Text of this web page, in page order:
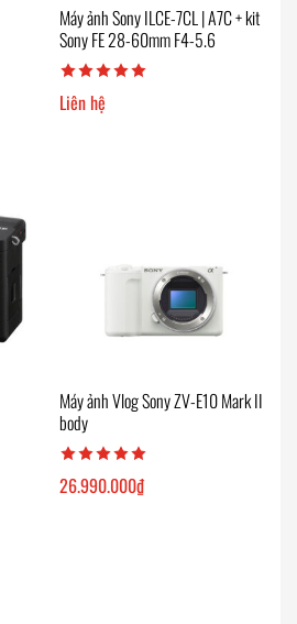
Máy ảnh Sony ILCE-7CL | A7C + kit
Sony FE 28-60mm F4-5.6
Liên hệ
Máy ảnh Vlog Sony ZV-E10 Mark II
body
26.990.000₫